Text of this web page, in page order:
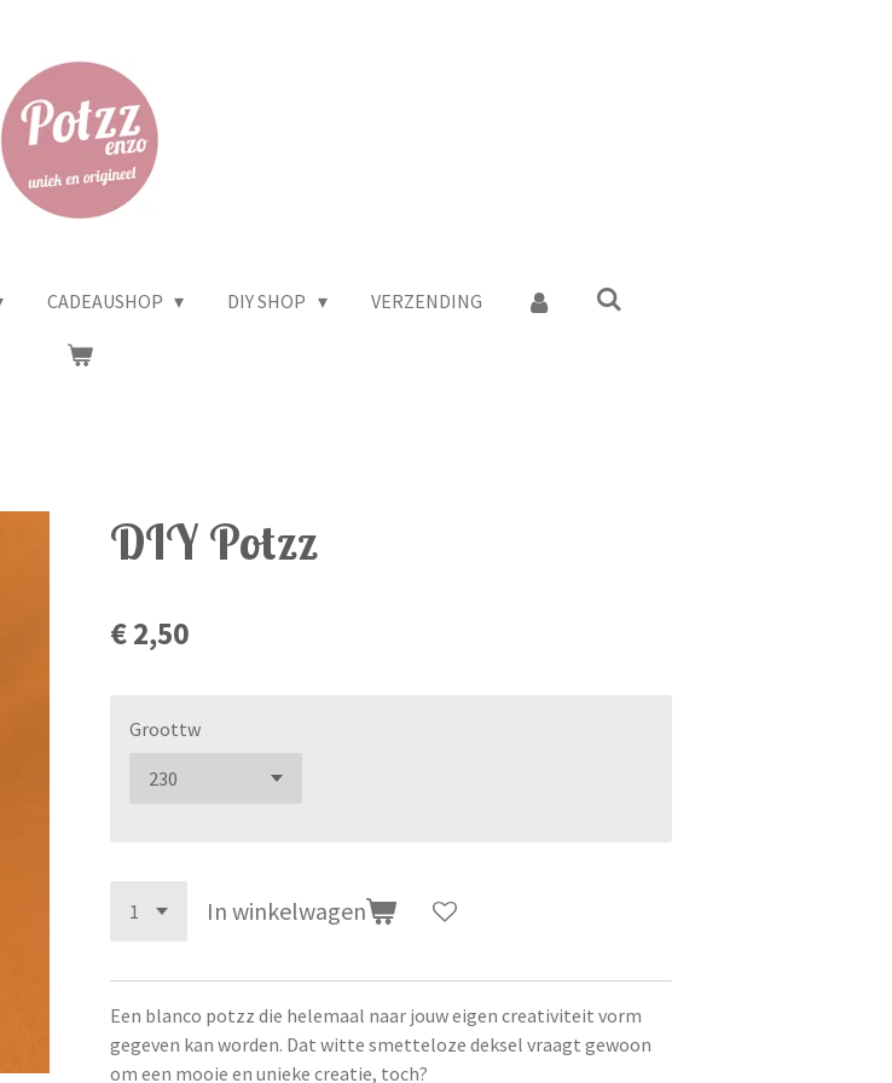
CADEAUSHOP DIY SHOP VERZENDING
DIY Potzz
€ 2,50
Groottw
In winkelwagen
Een blanco potzz die helemaal naar jouw eigen creativiteit vorm
gegeven kan worden. Dat witte smetteloze deksel vraagt gewoon
om een mooie en unieke creatie, toch?